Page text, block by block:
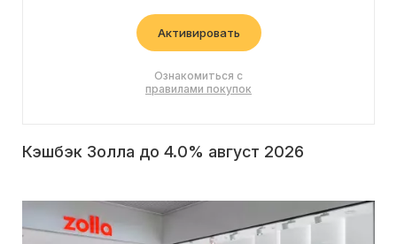
Активировать
Ознакомиться с
правилами покупок
Кэшбэк Золла до 4.0% август 2026